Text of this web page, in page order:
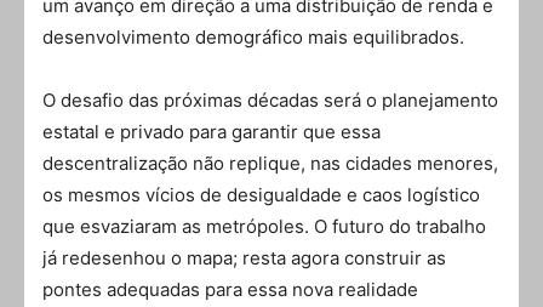
um avanço em direção a uma distribuição de renda e
desenvolvimento demográfico mais equilibrados.
O desafio das próximas décadas será o planejamento
estatal e privado para garantir que essa
descentralização não replique, nas cidades menores,
os mesmos vícios de desigualdade e caos logístico
que esvaziaram as metrópoles. O futuro do trabalho
já redesenhou o mapa; resta agora construir as
pontes adequadas para essa nova realidade